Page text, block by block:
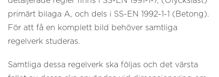
primärt bilaga A, och dels i SS-EN 1992-1-1 (Betong).
För att få en komplett bild behöver samtliga
regelverk studeras.
Samtliga dessa regelverk ska följas och det värsta